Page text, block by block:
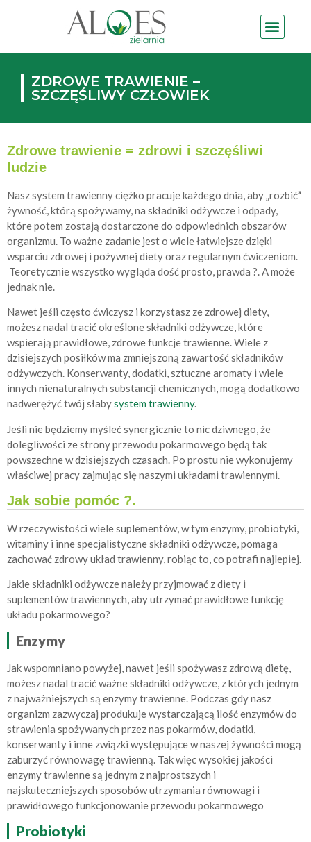
ZDROWE TRAWIENIE –
SZCZĘŚLIWY CZŁOWIEK
Zdrowe trawienie = zdrowi i szczęśliwi
ludzie
Nasz system trawienny ciężko pracuje każdego dnia, aby „rozbić”
żywność, którą spożywamy, na składniki odżywcze i odpady,
które potem zostają dostarczone do odpowiednich obszarów
organizmu. To ważne zadanie jest o wiele łatwiejsze dzięki
wsparciu zdrowej i pożywnej diety oraz regularnym ćwiczeniom.
Teoretycznie wszystko wygląda dość prosto, prawda ?. A może
jednak nie.
Nawet jeśli często ćwiczysz i korzystasz ze zdrowej diety,
możesz nadal tracić określone składniki odżywcze, które
wspierają prawidłowe, zdrowe funkcje trawienne. Wiele z
dzisiejszych posiłków ma zmniejszoną zawartość składników
odżywczych. Konserwanty, dodatki, sztuczne aromaty i wiele
innych nienaturalnych substancji chemicznych, mogą dodatkowo
nadwerężyć twój słabysystem trawienny.
Jeśli nie będziemy myśleć synergicznie to nic dziwnego, że
dolegliwości ze strony przewodu pokarmowego będą tak
powszechne w dzisiejszych czasach. Po prostu nie wykonujemy
właściwej pracy zajmując się naszymi układami trawiennymi.
Jak sobie pomóc ?.
W rzeczywistości wiele suplementów, w tym enzymy, probiotyki,
witaminy i inne specjalistyczne składniki odżywcze, pomaga
zachować zdrowy układ trawienny, robiąc to, co potrafi najlepiej.
Jakie składniki odżywcze należy przyjmować z diety i
suplementów trawiennych, aby utrzymać prawidłowe funkcję
układu pokarmowego?
Enzymy
Jak wspomniano powyżej, nawet jeśli spożywasz zdrową dietę,
możesz nadal tracić ważne składniki odżywcze, z których jednym
z najważniejszych są enzymy trawienne. Podczas gdy nasz
organizm zazwyczaj produkuje wystarczającą ilość enzymów do
strawienia spożywanych przez nas pokarmów, dodatki,
konserwanty i inne związki występujące w naszej żywności mogą
zaburzyć równowagę trawienną. Tak więc wysokiej jakości
enzymy trawienne są jednym z najprostszych i
najskuteczniejszych sposobów utrzymania równowagi i
prawidłowego funkcjonowanie przewodu pokarmowego
Probiotyki